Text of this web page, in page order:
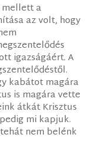
a
az volt, hogy
igazságáért. A
kabátot magára
is magára vette
átkát Krisztus
mi kapjuk.
nem belénk